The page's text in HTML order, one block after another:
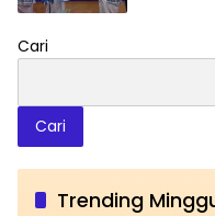
Cari
Cari
Trending